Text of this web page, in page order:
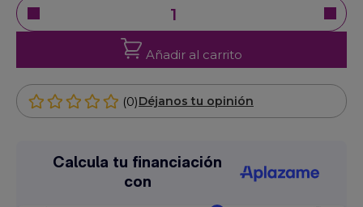
Añadir al carrito
(0)Déjanos tu opinión